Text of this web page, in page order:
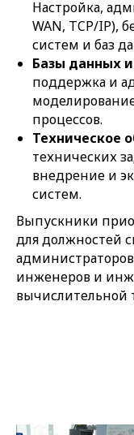
Настройка,
WAN, TCP/IP),
систем и баз
Базы данных
поддержка и
процессов.
Техническое
технических
внедрение и
систем.
Выпускники
для должностей
инженеров и
вычислительной